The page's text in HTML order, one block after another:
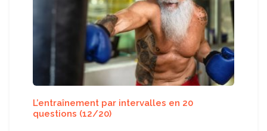
L’entraînement par intervalles en 20
questions (12/20)